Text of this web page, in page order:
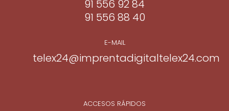
91 556 92 84
91 556 88 40
E-MAIL
telex24@imprentadigitaltelex24.com
ACCESOS RÁPIDOS